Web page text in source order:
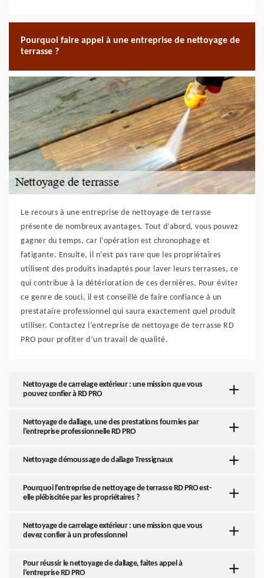
Pourquoi faire appel à une entreprise de nettoyage de
terrasse ?
Le recours à une entreprise de nettoyage de terrasse
présente de nombreux avantages. Tout d’abord, vous pouvez
gagner du temps, car l’opération est chronophage et
fatigante. Ensuite, il n’est pas rare que les propriétaires
utilisent des produits inadaptés pour laver leurs terrasses, ce
qui contribue à la détérioration de ces dernières. Pour éviter
ce genre de souci, il est conseillé de faire confiance à un
prestataire professionnel qui saura exactement quel produit
utiliser. Contactez l’entreprise de nettoyage de terrasse RD
PRO pour profiter d’un travail de qualité.
Nettoyage de carrelage extérieur : une mission que vous
pouvez confier à RD PRO
Nettoyage de dallage, une des prestations fournies par
l’entreprise professionnelle RD PRO
Nettoyage démoussage de dallage Tressignaux
Pourquoi l’entreprise de nettoyage de terrasse RD PRO est-
elle plébiscitée par les propriétaires ?
Nettoyage de carrelage extérieur : une mission que vous
devez confier à un professionnel
Pour réussir le nettoyage de dallage, faites appel à
l’entreprise RD PRO